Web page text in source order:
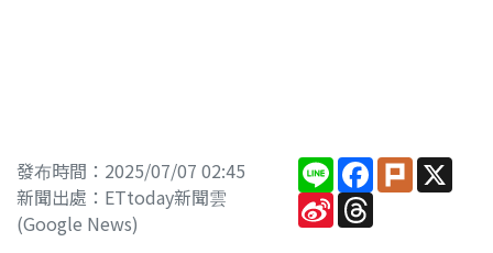
發布時間：2025/07/07 02:45
新聞出處：ETtoday新聞雲
(Google News)
LineFacebook
PlurkX
Sina
Weibo
Threads